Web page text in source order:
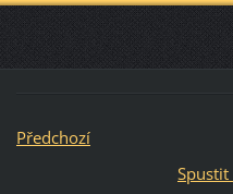
Předchozí
Spustit